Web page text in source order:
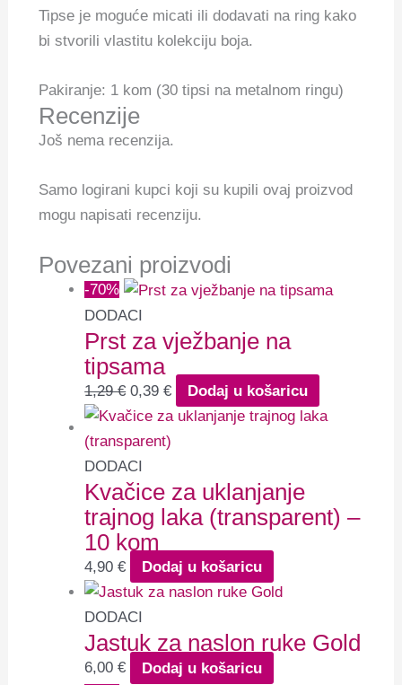
Tipse je moguće micati ili dodavati na ring kako
bi stvorili vlastitu kolekciju boja.
Pakiranje: 1 kom (30 tipsi na metalnom ringu)
Recenzije
Još nema recenzija.
Samo logirani kupci koji su kupili ovaj proizvod
mogu napisati recenziju.
Povezani proizvodi
-70%
DODACI
Prst za vježbanje na
tipsama
1,29€ 0,39€ Dodaj u košaricu
DODACI
Kvačice za uklanjanje
trajnog laka (transparent) –
10 kom
4,90€ Dodaj u košaricu
DODACI
Jastuk za naslon ruke Gold
6,00€
Dodaj u košaricu